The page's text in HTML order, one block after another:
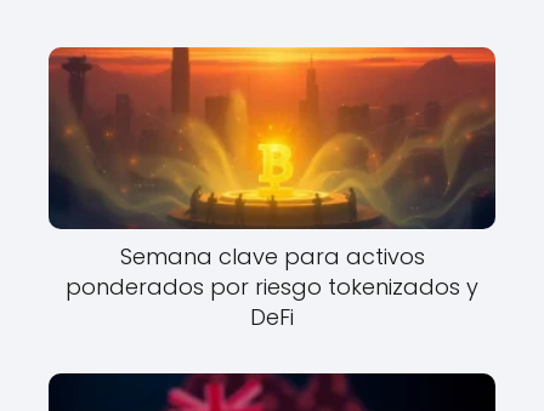
Semana clave para activos
ponderados por riesgo tokenizados y
DeFi